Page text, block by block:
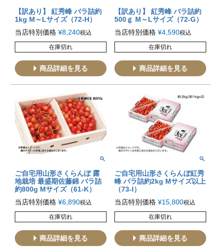
【訳あり】 紅秀峰 バラ詰約
1kg M～Lサイズ（72-H）
当店特別価格 ¥8,240税込
在庫切れ
商品詳細を見る
【訳あり】 紅秀峰 バラ詰約
500ｇ M～Lサイズ（72-G）
当店特別価格 ¥4,590税込
在庫切れ
商品詳細を見る
ご自宅用山形さくらんぼ 露
地栽培 最盛期佐藤錦 バラ詰
約800g Mサイズ（61-K）
当店特別価格 ¥6,890税込
在庫切れ
商品詳細を見る
ご自宅用山形さくらんぼ紅秀
峰 バラ詰約2kg Mサイズ以上
（73-I）
当店特別価格 ¥15,800税込
在庫切れ
商品詳細を見る